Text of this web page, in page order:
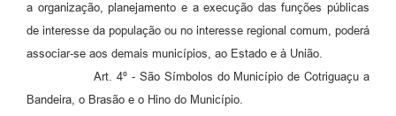
a organização, planejamento e a execução das funções públicas
de interesse da população ou no interesse regional comum, poderá
associar-se aos demais municípios, ao Estado e à União.
Art. 4º - São Símbolos do Município de Cotriguaçu a
Bandeira, o Brasão e o Hino do Município.